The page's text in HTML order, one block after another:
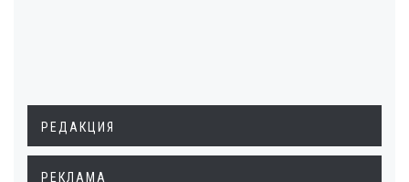
РЕДАКЦИЯ
РЕКЛАМА